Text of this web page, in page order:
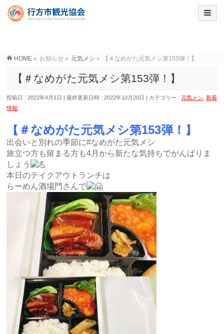
HOME » お知らせ » 元気メシ » 【＃なめがた元気メシ第153弾！】
【＃なめがた元気メシ第153弾！】
投稿日 : 2022年4月1日 最終更新日時 : 2022年10月20日 カテゴリー :元気メシ
新着
情報
【＃なめがた元気メシ第153弾！】
出会いと別れの季節に#なめがた元気メシ
旅立つ方も留まる方も4月から新たな気持ちでがんばりま
しょう
本日のテイクアウトランチは
らーめん酒場門さんで